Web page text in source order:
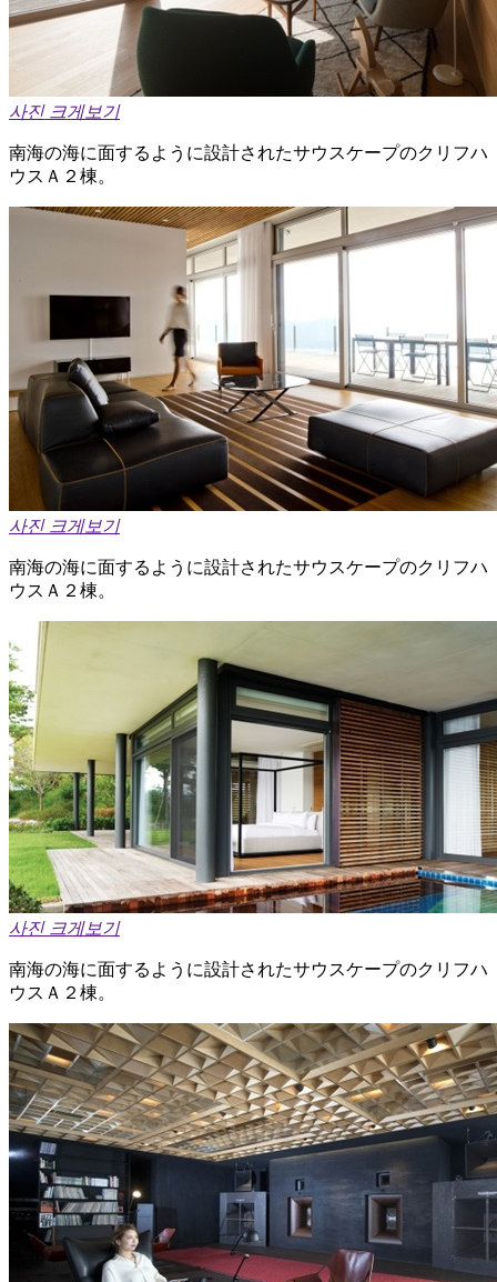
사진 크게보기
南海の海に面するように設計されたサウスケープのクリフハ
ウスＡ２棟。
사진 크게보기
南海の海に面するように設計されたサウスケープのクリフハ
ウスＡ２棟。
사진 크게보기
南海の海に面するように設計されたサウスケープのクリフハ
ウスＡ２棟。